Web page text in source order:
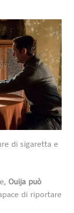
di sigaretta e
Ouija può
di riportare